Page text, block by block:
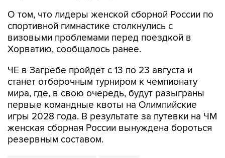
О том, что лидеры женской сборной России по
спортивной гимнастике столкнулись с
визовыми проблемами перед поездкой в
Хорватию, сообщалось ранее.
ЧЕ в Загребе пройдет с 13 по 23 августа и
станет отборочным турниром к чемпионату
мира, где, в свою очередь, будут разыграны
первые командные квоты на Олимпийские
игры 2028 года. В результате за путевки на ЧМ
женская сборная России вынуждена бороться
резервным составом.